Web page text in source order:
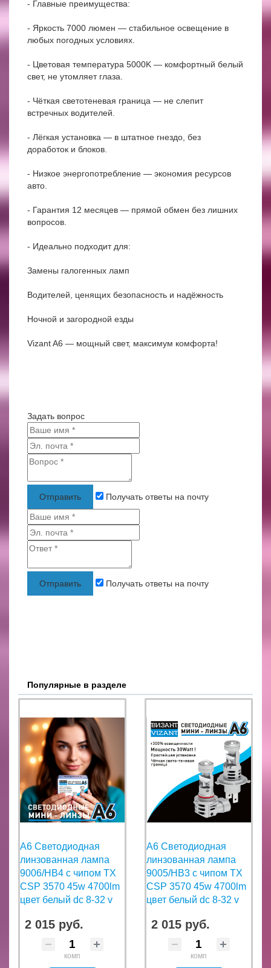
- Главные преимущества:
- Яркость 7000 люмен — стабильное освещение в
любых погодных условиях.
- Цветовая температура 5000K — комфортный белый
свет, не утомляет глаза.
- Чёткая светотеневая граница — не слепит
встречных водителей.
- Лёгкая установка — в штатное гнездо, без
доработок и блоков.
- Низкое энергопотребление — экономия ресурсов
авто.
- Гарантия 12 месяцев — прямой обмен без лишних
вопросов.
- Идеально подходит для:
Замены галогенных ламп
Водителей, ценящих безопасность и надёжность
Ночной и загородной езды
Vizant A6 — мощный свет, максимум комфорта!
Задать вопрос
Отправить Получать ответы на почту
Отправить Получать ответы на почту
Популярные в разделе
A6 Светодиодная
линзованная лампа
9006/HB4 с чипом TX
CSP 3570 45w 4700lm
цвет белый dc 8-32 v
2 015 руб.
комп
A6 Светодиодная
линзованная лампа
9005/HB3 с чипом TX
CSP 3570 45w 4700lm
цвет белый dc 8-32 v
2 015 руб.
комп